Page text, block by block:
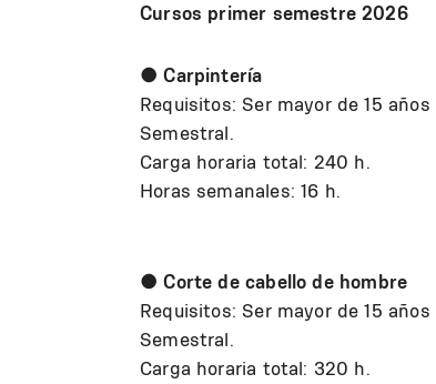
Cursos primer semestre 2026
● Carpintería
Requisitos: Ser mayor de 15
Semestral.
Carga horaria total: 240 h.
Horas semanales: 16 h.
●Corte de cabello de hombre
Requisitos: Ser mayor de 15
Semestral.
Carga horaria total: 320 h.